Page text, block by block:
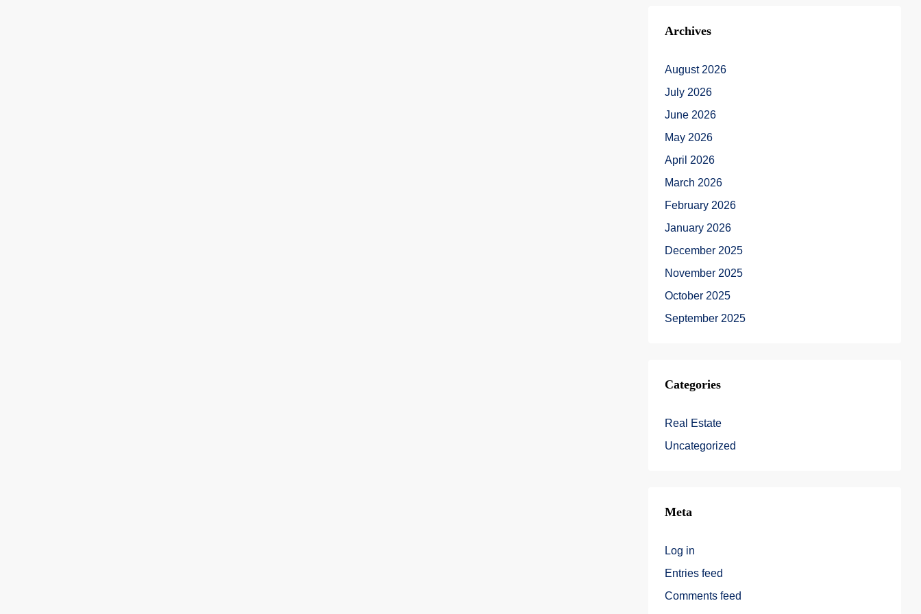
Archives
August 2026
July 2026
June 2026
May 2026
April 2026
March 2026
February 2026
January 2026
December 2025
November 2025
October 2025
September 2025
Categories
Real Estate
Uncategorized
Meta
Log in
Entries feed
Comments feed